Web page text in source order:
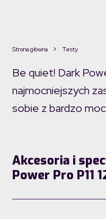
Strona główna Testy
Be quiet! Dark
najmocniejszych
sobie z bardzo
Akcesoria i
Power Pro P11